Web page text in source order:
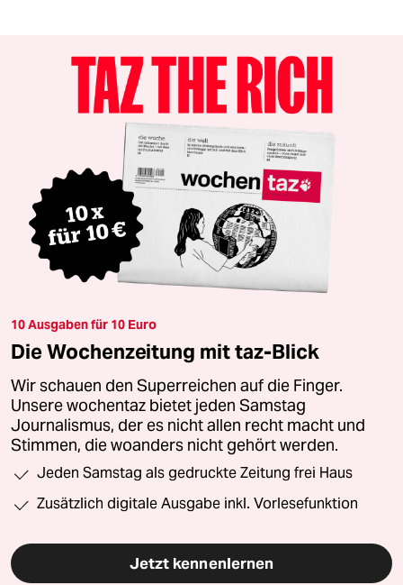
10 Ausgaben für 10 Euro
Die Wochenzeitung mit taz-Blick
Wir schauen den Superreichen auf die Finger.
Unsere wochentaz bietet jeden Samstag
Journalismus, der es nicht allen recht macht und
Stimmen, die woanders nicht gehört werden.
Jeden Samstag als gedruckte Zeitung frei Haus
Zusätzlich digitale Ausgabe inkl. Vorlesefunktion
Jetzt kennenlernen